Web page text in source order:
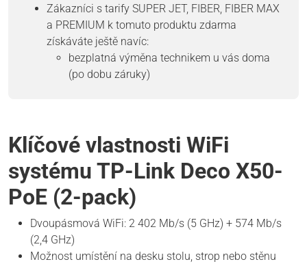
Zákazníci s tarify SUPER JET, FIBER, FIBER MAX
a PREMIUM k tomuto produktu zdarma
získáváte ještě navíc:
bezplatná výměna technikem u vás doma
(po dobu záruky)
Klíčové vlastnosti WiFi
systému TP-Link Deco X50-
PoE (2-pack)
Dvoupásmová WiFi: 2 402 Mb/s (5 GHz) + 574 Mb/s
(2,4 GHz)
Možnost umístění na desku stolu, strop nebo stěnu